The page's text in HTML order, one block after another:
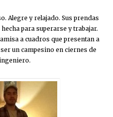
Alegre y relajado. Sus prendas
para superarse y trabajar.
a cuadros que presentan a
un campesino en ciernes de